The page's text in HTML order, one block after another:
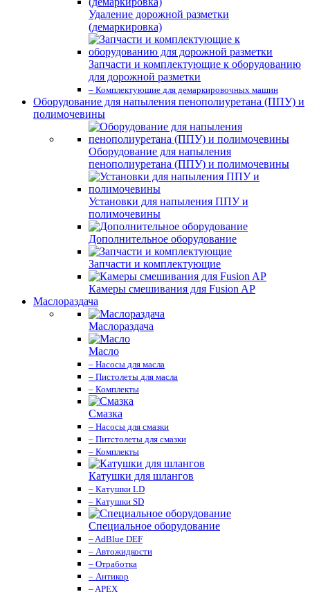
Удаление дорожной разметки
(демаркировка)
Запчасти и комплектующие к оборудованию
для дорожной разметки
– Комплектующие для демаркировочных машин
Оборудование для напыления пенополиуретана (ППУ) и
полимочевины
Оборудование для напыления
пенополиуретана (ППУ) и полимочевины
Установки для напыления ППУ и
полимочевины
Дополнительное оборудование
Запчасти и комплектующие
Камеры смешивания для Fusion AP
Маслораздача
Маслораздача
Масло
– Насосы для масла
– Пистолеты для масла
– Комплекты
Смазка
– Насосы для смазки
– Питстолеты для смазки
– Комплекты
Катушки для шлангов
– Катушки LD
– Катушки SD
Специальное оборудование
– AdBlue DEF
– Автожидкости
– Отработка
– Антикор
– APEX